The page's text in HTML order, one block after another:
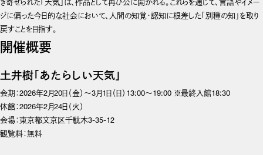
ジに偏った今日的な社会において、人間の知覚・認知に根差した「別種の知」を取り
戻すことを目指す。
開催概要
土井樹「あたらしい天気」
会期：2026年2月20日（金）〜3月1日（日）13:00〜19:00 ※最終入館18:30
休館：2026年2月24日（火）
会場：東京都文京区千駄木3-35-12
観覧料：無料